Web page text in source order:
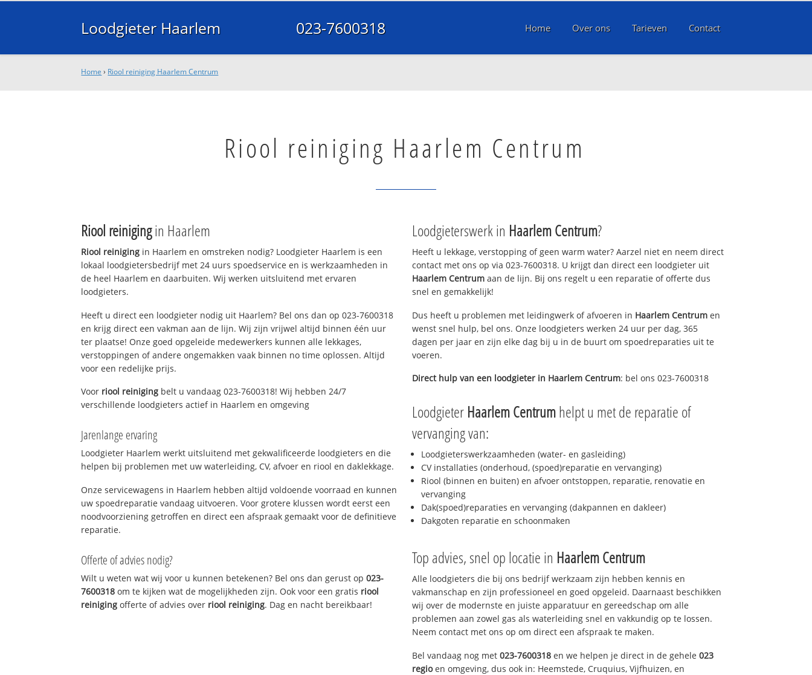
Loodgieter Haarlem 023-7600318 Home Over ons Tarieven Contact
Home › Riool reiniging Haarlem Centrum
Riool reiniging Haarlem Centrum
Riool reinigingin Haarlem
Riool reiniging in Haarlem en omstreken nodig? Loodgieter Haarlem is een
lokaal loodgietersbedrijf met 24 uurs spoedservice en is werkzaamheden in
de heel Haarlem en daarbuiten. Wij werken uitsluitend met ervaren
loodgieters.
Heeft u direct een loodgieter nodig uit Haarlem? Bel ons dan op 023-7600318
en krijg direct een vakman aan de lijn. Wij zijn vrijwel altijd binnen één uur
ter plaatse! Onze goed opgeleide medewerkers kunnen alle lekkages,
verstoppingen of andere ongemakken vaak binnen no time oplossen. Altijd
voor een redelijke prijs.
Voor riool reiniging belt u vandaag 023-7600318! Wij hebben 24/7
verschillende loodgieters actief in Haarlem en omgeving
Jarenlange ervaring
Loodgieter Haarlem werkt uitsluitend met gekwalificeerde loodgieters en die
helpen bij problemen met uw waterleiding, CV, afvoer en riool en daklekkage.
Onze servicewagens in Haarlem hebben altijd voldoende voorraad en kunnen
uw spoedreparatie vandaag uitvoeren. Voor grotere klussen wordt eerst een
noodvoorziening getroffen en direct een afspraak gemaakt voor de definitieve
reparatie.
Offerte of advies nodig?
Wilt u weten wat wij voor u kunnen betekenen? Bel ons dan gerust op023-
7600318 om te kijken wat de mogelijkheden zijn. Ook voor een gratis riool
reiniging offerte of advies over riool reiniging. Dag en nacht bereikbaar!
Loodgieterswerk in Haarlem Centrum?
Heeft u lekkage, verstopping of geen warm water? Aarzel niet en neem direct
contact met ons op via 023-7600318. U krijgt dan direct een loodgieter uit
Haarlem Centrum aan de lijn. Bij ons regelt u een reparatie of offerte dus
snel en gemakkelijk!
Dus heeft u problemen met leidingwerk of afvoeren in Haarlem Centrum en
wenst snel hulp, bel ons. Onze loodgieters werken 24 uur per dag, 365
dagen per jaar en zijn elke dag bij u in de buurt om spoedreparaties uit te
voeren.
Direct hulp van een loodgieter in Haarlem Centrum: bel ons 023-7600318
Loodgieter Haarlem Centrumhelpt u met de reparatie of
vervanging van:
Loodgieterswerkzaamheden (water- en gasleiding)
CV installaties (onderhoud, (spoed)reparatie en vervanging)
Riool (binnen en buiten) en afvoer ontstoppen, reparatie, renovatie en
vervanging
Dak(spoed)reparaties en vervanging (dakpannen en dakleer)
Dakgoten reparatie en schoonmaken
Top advies, snel op locatie in Haarlem Centrum
Alle loodgieters die bij ons bedrijf werkzaam zijn hebben kennis en
vakmanschap en zijn professioneel en goed opgeleid. Daarnaast beschikken
wij over de modernste en juiste apparatuur en gereedschap om alle
problemen aan zowel gas als waterleiding snel en vakkundig op te lossen.
Neem contact met ons op om direct een afspraak te maken.
Bel vandaag nog met 023-7600318 en we helpen je direct in de gehele 023
regioen omgeving, dus ook in: Heemstede, Cruquius, Vijfhuizen, en